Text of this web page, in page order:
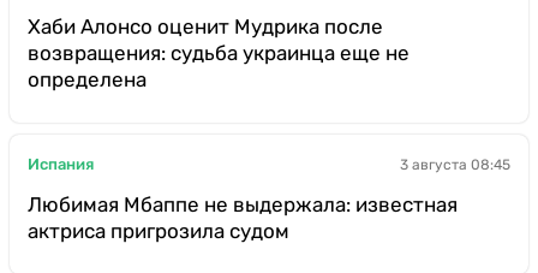
Хаби Алонсо оценит Мудрика после
возвращения: судьба украинца еще не
определена
Испания 3 августа 08:45
Любимая Мбаппе не выдержала: известная
актриса пригрозила судом